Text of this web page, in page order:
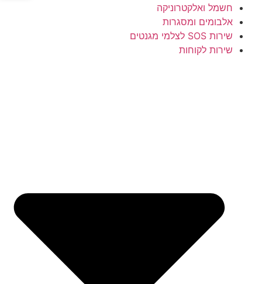
חשמל ואלקטרוניקה
אלבומים ומסגרות
שירות SOS לצלמי מגנטים
שירות לקוחות